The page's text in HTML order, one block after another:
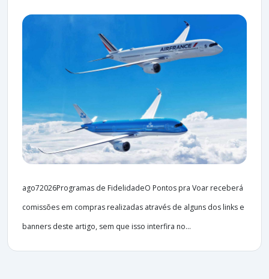
ago72026Programas de FidelidadeO Pontos pra Voar receberá
comissões em compras realizadas através de alguns dos links e
banners deste artigo, sem que isso interfira no...